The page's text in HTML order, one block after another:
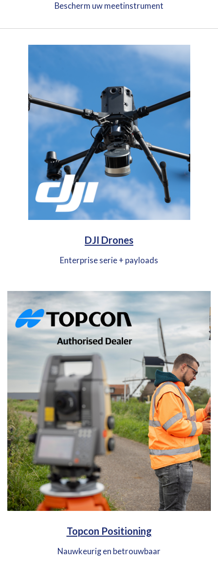
Bescherm uw meetinstrument
DJI Drones
Enterprise serie + payloads
Topcon Positioning
Nauwkeurig en betrouwbaar